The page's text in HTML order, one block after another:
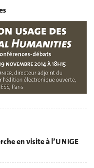
en visite à l’UNIGE